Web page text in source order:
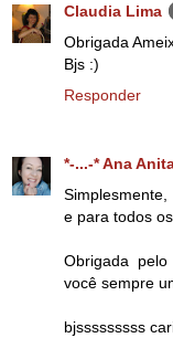
Claudia Lima
Obrigada
Bjs :)
Responder
*-...-* Ana
e para todos os
Obrigada
você sempre
bjsssssssss